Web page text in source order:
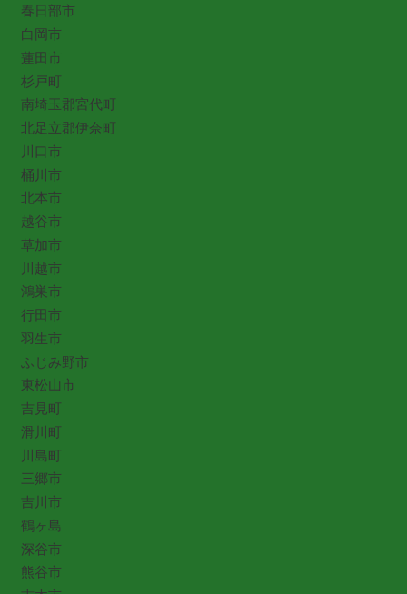
春日部市
白岡市
蓮田市
杉戸町
南埼玉郡宮代町
北足立郡伊奈町
川口市
桶川市
北本市
越谷市
草加市
川越市
鴻巣市
行田市
羽生市
ふじみ野市
東松山市
吉見町
滑川町
川島町
三郷市
吉川市
鶴ヶ島
深谷市
熊谷市